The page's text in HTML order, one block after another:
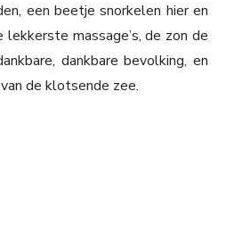
een beetje snorkelen hier en
lekkerste massage’s, de zon de
dankbare bevolking, en
de klotsende zee.